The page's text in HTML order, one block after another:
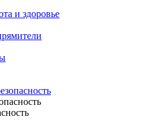
и здоровье